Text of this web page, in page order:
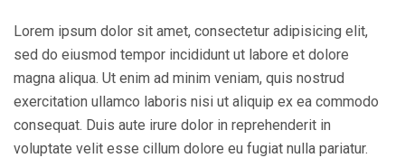
Lorem ipsum dolor sit amet, consectetur adipisicing elit,
sed do eiusmod tempor incididunt ut labore et dolore
magna aliqua. Ut enim ad minim veniam, quis nostrud
exercitation ullamco laboris nisi ut aliquip ex ea commodo
consequat. Duis aute irure dolor in reprehenderit in
voluptate velit esse cillum dolore eu fugiat nulla pariatur.